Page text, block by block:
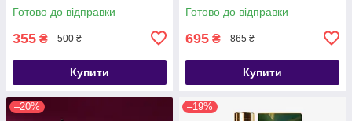
Готово до відправки
355 ₴ 500 ₴
Купити
Готово до відправки
695 ₴ 865 ₴
Купити
–20% –19%